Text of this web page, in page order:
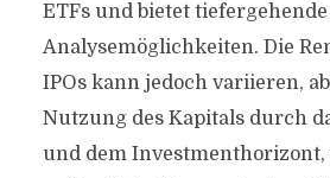
ETFs und bietet tiefergehende
Analysemöglichkeiten. Die
IPOs kann jedoch variieren,
Nutzung des Kapitals durch
und dem Investmenthorizont,